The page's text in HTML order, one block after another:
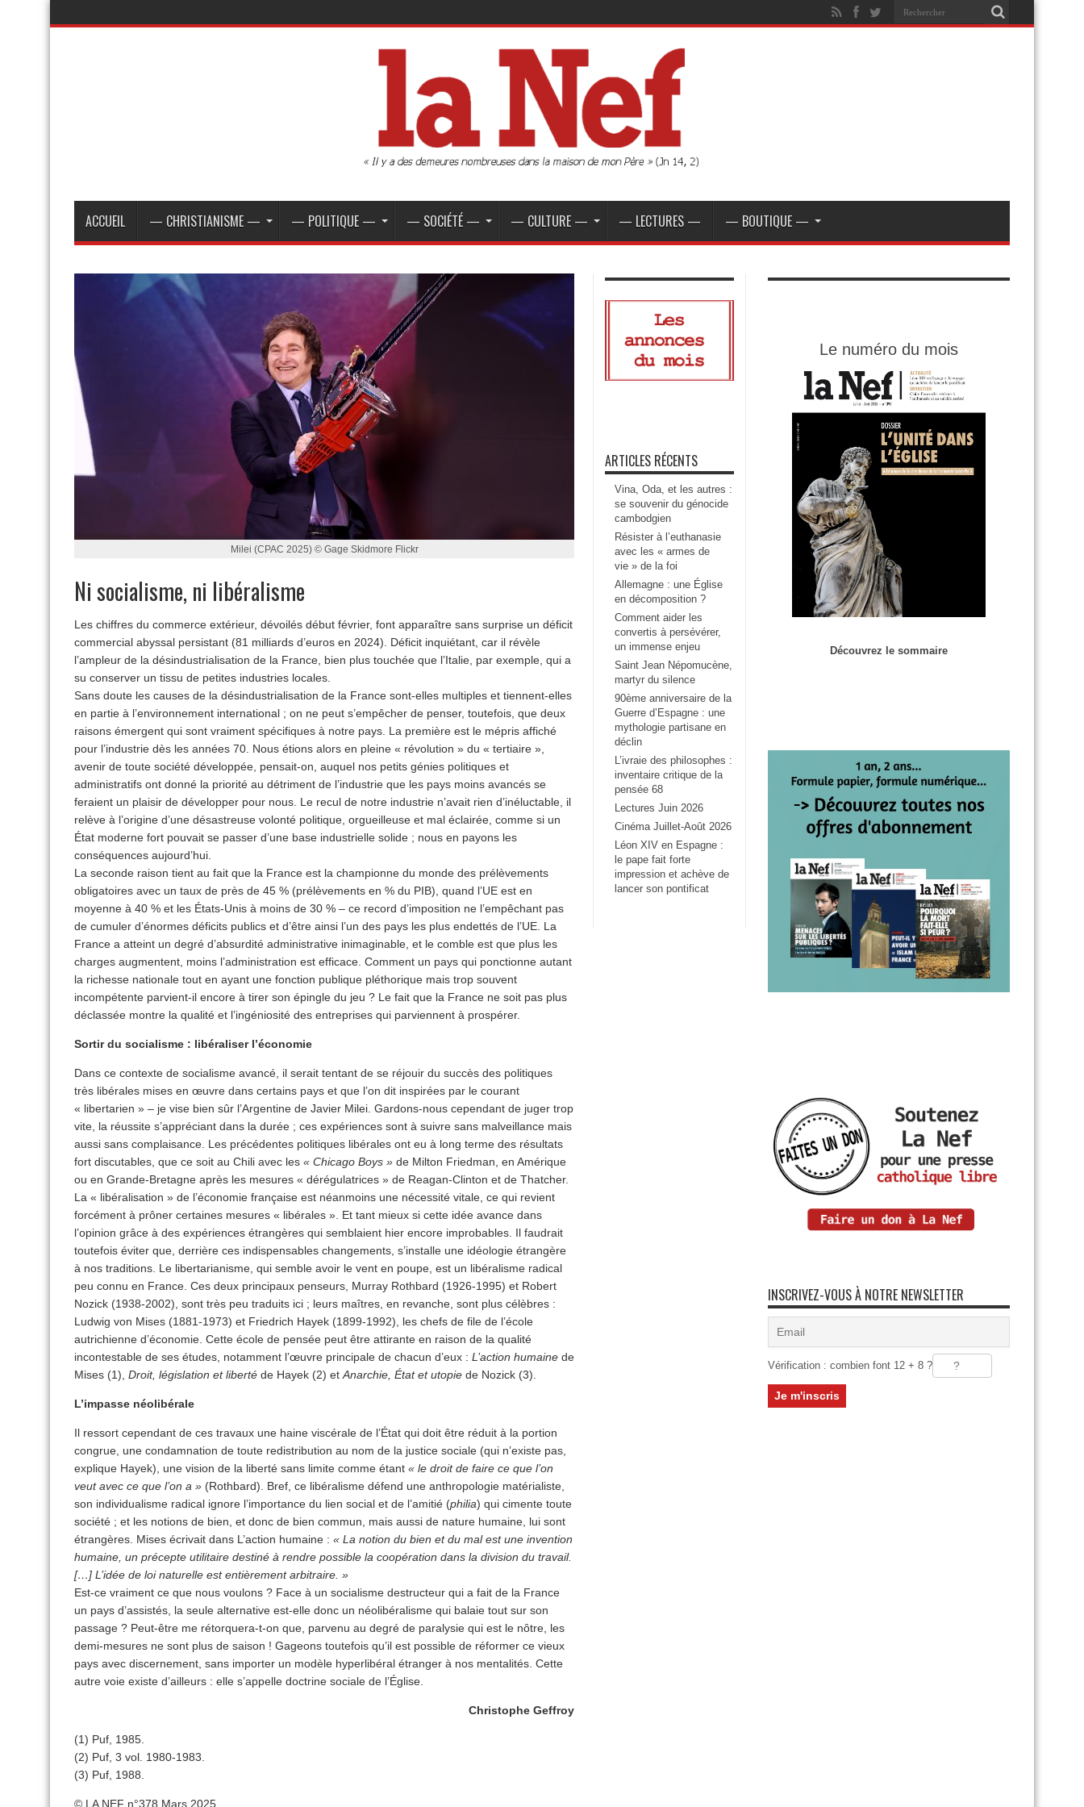
ACCUEIL — CHRISTIANISME — — POLITIQUE — — SOCIÉTÉ — — CULTURE — — LECTURES — — BOUTIQUE —
Milei (CPAC 2025) © Gage Skidmore Flickr
Ni socialisme, ni libéralisme
Les chiffres du commerce extérieur, dévoilés début février, font apparaître sans surprise un déficit
commercial abyssal persistant (81 milliards d’euros en 2024). Déficit inquiétant, car il révèle
l’ampleur de la désindustrialisation de la France, bien plus touchée que l’Italie, par exemple, qui a
su conserver un tissu de petites industries locales.
Sans doute les causes de la désindustrialisation de la France sont-elles multiples et tiennent-elles
en partie à l’environnement international ; on ne peut s’empêcher de penser, toutefois, que deux
raisons émergent qui sont vraiment spécifiques à notre pays. La première est le mépris affiché
pour l’industrie dès les années 70. Nous étions alors en pleine « révolution » du « tertiaire »,
avenir de toute société développée, pensait-on, auquel nos petits génies politiques et
administratifs ont donné la priorité au détriment de l’industrie que les pays moins avancés se
feraient un plaisir de développer pour nous. Le recul de notre industrie n’avait rien d’inéluctable, il
relève à l’origine d’une désastreuse volonté politique, orgueilleuse et mal éclairée, comme si un
État moderne fort pouvait se passer d’une base industrielle solide ; nous en payons les
conséquences aujourd’hui.
La seconde raison tient au fait que la France est la championne du monde des prélèvements
obligatoires avec un taux de près de 45 % (prélèvements en % du PIB), quand l’UE est en
moyenne à 40 % et les États-Unis à moins de 30 % – ce record d’imposition ne l’empêchant pas
de cumuler d’énormes déficits publics et d’être ainsi l’un des pays les plus endettés de l’UE. La
France a atteint un degré d’absurdité administrative inimaginable, et le comble est que plus les
charges augmentent, moins l’administration est efficace. Comment un pays qui ponctionne autant
la richesse nationale tout en ayant une fonction publique pléthorique mais trop souvent
incompétente parvient-il encore à tirer son épingle du jeu ? Le fait que la France ne soit pas plus
déclassée montre la qualité et l’ingéniosité des entreprises qui parviennent à prospérer.
Sortir du socialisme : libéraliser l’économie
Dans ce contexte de socialisme avancé, il serait tentant de se réjouir du succès des politiques
très libérales mises en œuvre dans certains pays et que l’on dit inspirées par le courant
« libertarien » – je vise bien sûr l’Argentine de Javier Milei. Gardons-nous cependant de juger trop
vite, la réussite s’appréciant dans la durée ; ces expériences sont à suivre sans malveillance mais
aussi sans complaisance. Les précédentes politiques libérales ont eu à long terme des résultats
fort discutables, que ce soit au Chili avec les « Chicago Boys » de Milton Friedman, en Amérique
ou en Grande-Bretagne après les mesures « dérégulatrices » de Reagan-Clinton et de Thatcher.
La « libéralisation » de l’économie française est néanmoins une nécessité vitale, ce qui revient
forcément à prôner certaines mesures « libérales ». Et tant mieux si cette idée avance dans
l’opinion grâce à des expériences étrangères qui semblaient hier encore improbables. Il faudrait
toutefois éviter que, derrière ces indispensables changements, s’installe une idéologie étrangère
à nos traditions. Le libertarianisme, qui semble avoir le vent en poupe, est un libéralisme radical
peu connu en France. Ces deux principaux penseurs, Murray Rothbard (1926-1995) et Robert
Nozick (1938-2002), sont très peu traduits ici ; leurs maîtres, en revanche, sont plus célèbres :
Ludwig von Mises (1881-1973) et Friedrich Hayek (1899-1992), les chefs de file de l’école
autrichienne d’économie. Cette école de pensée peut être attirante en raison de la qualité
incontestable de ses études, notamment l’œuvre principale de chacun d’eux : L’action humaine de
Mises (1), Droit, législation et liberté de Hayek (2) et Anarchie, État et utopie de Nozick (3).
L’impasse néolibérale
Il ressort cependant de ces travaux une haine viscérale de l’État qui doit être réduit à la portion
congrue, une condamnation de toute redistribution au nom de la justice sociale (qui n’existe pas,
explique Hayek), une vision de la liberté sans limite comme étant « le droit de faire ce que l’on
veut avec ce que l’on a » (Rothbard). Bref, ce libéralisme défend une anthropologie matérialiste,
son individualisme radical ignore l’importance du lien social et de l’amitié (philia) qui cimente toute
société ; et les notions de bien, et donc de bien commun, mais aussi de nature humaine, lui sont
étrangères. Mises écrivait dans L’action humaine : « La notion du bien et du mal est une invention
humaine, un précepte utilitaire destiné à rendre possible la coopération dans la division du travail.
[…] L’idée de loi naturelle est entièrement arbitraire. »
Est-ce vraiment ce que nous voulons ? Face à un socialisme destructeur qui a fait de la France
un pays d’assistés, la seule alternative est-elle donc un néolibéralisme qui balaie tout sur son
passage ? Peut-être me rétorquera-t-on que, parvenu au degré de paralysie qui est le nôtre, les
demi-mesures ne sont plus de saison ! Gageons toutefois qu’il est possible de réformer ce vieux
pays avec discernement, sans importer un modèle hyperlibéral étranger à nos mentalités. Cette
autre voie existe d’ailleurs : elle s’appelle doctrine sociale de l’Église.
Christophe Geffroy
(1) Puf, 1985.
(2) Puf, 3 vol. 1980-1983.
(3) Puf, 1988.
© LA NEF n°378 Mars 2025
ARTICLES RÉCENTS
Vina, Oda, et les autres :
se souvenir du génocide
cambodgien
Résister à l’euthanasie
avec les « armes de
vie » de la foi
Allemagne : une Église
en décomposition ?
Comment aider les
convertis à persévérer,
un immense enjeu
Saint Jean Népomucène,
martyr du silence
90ème anniversaire de la
Guerre d’Espagne : une
mythologie partisane en
déclin
L’ivraie des philosophes :
inventaire critique de la
pensée 68
Lectures Juin 2026
Cinéma Juillet-Août 2026
Léon XIV en Espagne :
le pape fait forte
impression et achève de
lancer son pontificat
Le numéro du mois
Découvrez le sommaire
INSCRIVEZ-VOUS À NOTRE NEWSLETTER
Vérification : combien font 12 + 8 ?